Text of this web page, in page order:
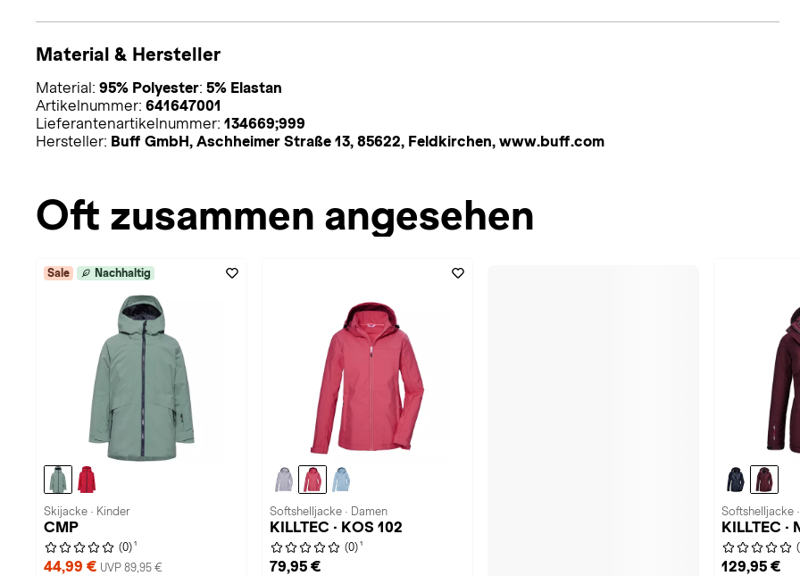
Material & Hersteller
Material: 95% Polyester: 5% Elastan
Artikelnummer: 641647001
Lieferantenartikelnummer: 134669;999
Hersteller: Buff GmbH, Aschheimer Straße 13, 85622, Feldkirchen, www.buff.com
Oft zusammen angesehen
Sale Nachhaltig
Skijacke · Kinder
CMP
(0) 1
44,99 € UVP 89,95 €
Softshelljacke · Damen
KILLTEC · KOS 102
(0) 1
79,95 €
Softshelljacke
KILLTEC ·
129,95 €